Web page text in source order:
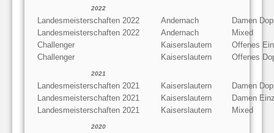
2022
Landesmeisterschaften 2022 Andernach
Damen
Landesmeisterschaften 2022
Andernach
Mixed
Challenger
Kaiserslautern
Offenes
Challenger
Kaiserslautern Offenes
2021
Landesmeisterschaften 2021 Kaiserslautern
Damen
Landesmeisterschaften 2021
Kaiserslautern
Damen
Landesmeisterschaften 2021
Kaiserslautern Mixed
2020